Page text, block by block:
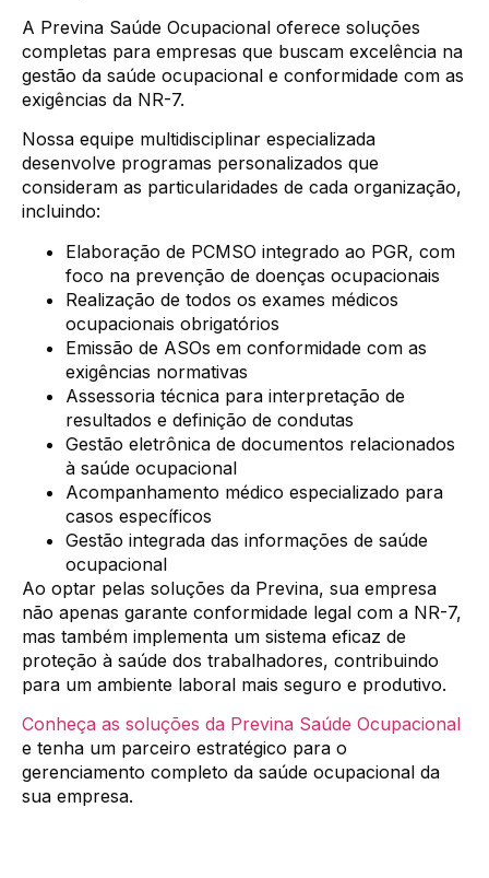
A Previna Saúde Ocupacional oferece soluções
completas para empresas que buscam excelência na
gestão da saúde ocupacional e conformidade com as
exigências da NR-7.
Nossa equipe multidisciplinar especializada
desenvolve programas personalizados que
consideram as particularidades de cada organização,
incluindo:
Elaboração de PCMSO integrado ao PGR, com
foco na prevenção de doenças ocupacionais
Realização de todos os exames médicos
ocupacionais obrigatórios
Emissão de ASOs em conformidade com as
exigências normativas
Assessoria técnica para interpretação de
resultados e definição de condutas
Gestão eletrônica de documentos relacionados
à saúde ocupacional
Acompanhamento médico especializado para
casos específicos
Gestão integrada das informações de saúde
ocupacional
Ao optar pelas soluções da Previna, sua empresa
não apenas garante conformidade legal com a NR-7,
mas também implementa um sistema eficaz de
proteção à saúde dos trabalhadores, contribuindo
para um ambiente laboral mais seguro e produtivo.
Conheça as soluções da Previna Saúde Ocupacional
e tenha um parceiro estratégico para o
gerenciamento completo da saúde ocupacional da
sua empresa.